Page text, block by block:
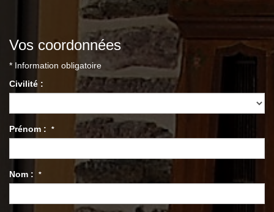
Vos coordonnées
* Information obligatoire
Civilité :
Prénom : *
Nom : *